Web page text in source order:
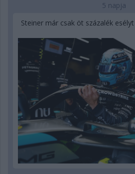
5 napja
Steiner már csak öt százalék